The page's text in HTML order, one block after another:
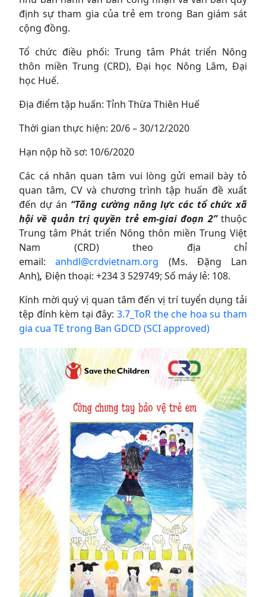
định sự tham gia của trẻ em trong Ban giám sát
cộng đồng.
Tổ chức điều phối: Trung tâm Phát triển Nông
thôn miền Trung (CRD), Đại học Nông Lâm, Đại
học Huế.
Địa điểm tập huấn: Tỉnh Thừa Thiên Huế
Thời gian thực hiện: 20/6 – 30/12/2020
Hạn nộp hồ sơ: 10/6/2020
Các cá nhân quan tâm vui lòng gửi email bày tỏ
quan tâm, CV và chương trình tập huấn đề xuất
đến dự án “Tăng cường năng lực các tổ chức xã
hội về quản trị quyền trẻ em-giai đoạn 2”thuộc
Trung tâm Phát triển Nông thôn miền Trung Việt
Nam (CRD) theo địa chỉ
email:anhdl@crdvietnam.org (Ms. Đặng Lan
Anh), Điện thoại: +234 3 529749; Số máy lẻ: 108.
Kính mời quý vị quan tâm đến vị trí tuyển dụng tải
tệp đính kèm tại đây: 3.7_ToR the che hoa su tham
gia cua TE trong Ban GDCD (SCI approved)